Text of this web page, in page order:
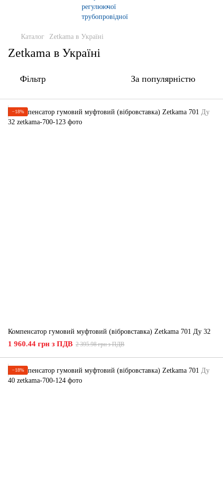
Каталог Zetkama в Україні
Zetkama в Україні
Фільтр За популярністю
−18%
Компенсатор гумовий муфтовий (вібровставка) Zetkama 701 Ду 32
1 960.44 грн з ПДВ 2 395.98 грн з ПДВ
−18%